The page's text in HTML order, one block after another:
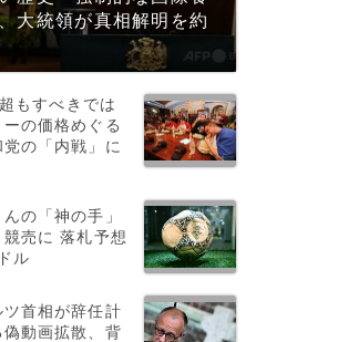
大統領が真相解明を約
もすべきでは
の価格めぐる
の「内戦」に
の「神の手」
売に 落札予想
ル
ツ首相が辞任計
動画拡散、背